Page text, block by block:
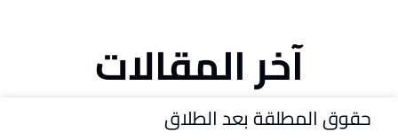
آخر المقالات
حقوق المطلقة بعد الطلاق